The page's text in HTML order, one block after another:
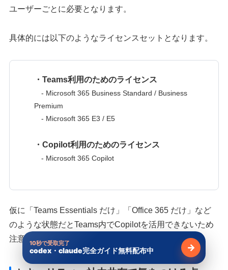
ユーザーごとに必要となります。
具体的には以下のようなライセンスセットとなります。
・Teams利用のためのライセンス
- Microsoft 365 Business Standard / Business
Premium
- Microsoft 365 E3 / E5
・Copilot利用のためのライセンス
- Microsoft 365 Copilot
仮に「Teams Essentials だけ」「Office 365 だけ」など
のような状態だとTeams内でCopilotを活用できないため
注意してください。
10秒で受取完了
codex・claude完全ガイド無料配布中 無料で受け
→